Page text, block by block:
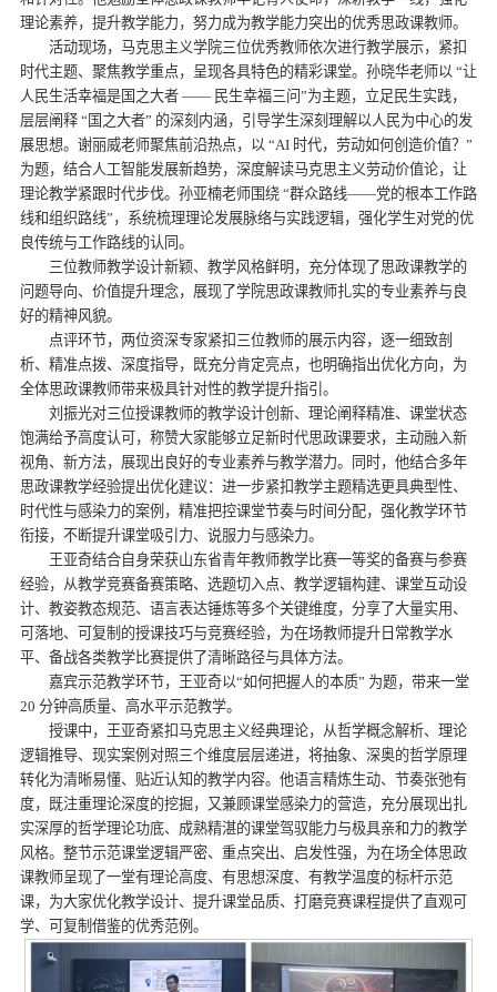
理论素养，提升教学能力，努力成为教学能力突出的优秀思政课教师。
活动现场，马克思主义学院三位优秀教师依次进行教学展示，紧扣
时代主题、聚焦教学重点，呈现各具特色的精彩课堂。孙晓华老师以 “让
人民生活幸福是国之大者 —— 民生幸福三问”为主题，立足民生实践，
层层阐释 “国之大者” 的深刻内涵，引导学生深刻理解以人民为中心的发
展思想。谢丽威老师聚焦前沿热点，以 “AI 时代，劳动如何创造价值？”
为题，结合人工智能发展新趋势，深度解读马克思主义劳动价值论，让
理论教学紧跟时代步伐。孙亚楠老师围绕 “群众路线——党的根本工作路
线和组织路线”，系统梳理理论发展脉络与实践逻辑，强化学生对党的优
良传统与工作路线的认同。
三位教师教学设计新颖、教学风格鲜明，充分体现了思政课教学的
问题导向、价值提升理念，展现了学院思政课教师扎实的专业素养与良
好的精神风貌。
点评环节，两位资深专家紧扣三位教师的展示内容，逐一细致剖
析、精准点拨、深度指导，既充分肯定亮点，也明确指出优化方向，为
全体思政课教师带来极具针对性的教学提升指引。
刘振光对三位授课教师的教学设计创新、理论阐释精准、课堂状态
饱满给予高度认可，称赞大家能够立足新时代思政课要求，主动融入新
视角、新方法，展现出良好的专业素养与教学潜力。同时，他结合多年
思政课教学经验提出优化建议：进一步紧扣教学主题精选更具典型性、
时代性与感染力的案例，精准把控课堂节奏与时间分配，强化教学环节
衔接，不断提升课堂吸引力、说服力与感染力。
王亚奇结合自身荣获山东省青年教师教学比赛一等奖的备赛与参赛
经验，从教学竞赛备赛策略、选题切入点、教学逻辑构建、课堂互动设
计、教姿教态规范、语言表达锤炼等多个关键维度，分享了大量实用、
可落地、可复制的授课技巧与竞赛经验，为在场教师提升日常教学水
平、备战各类教学比赛提供了清晰路径与具体方法。
嘉宾示范教学环节，王亚奇以“如何把握人的本质” 为题，带来一堂
20 分钟高质量、高水平示范教学。
授课中，王亚奇紧扣马克思主义经典理论，从哲学概念解析、理论
逻辑推导、现实案例对照三个维度层层递进，将抽象、深奥的哲学原理
转化为清晰易懂、贴近认知的教学内容。他语言精炼生动、节奏张弛有
度，既注重理论深度的挖掘，又兼顾课堂感染力的营造，充分展现出扎
实深厚的哲学理论功底、成熟精湛的课堂驾驭能力与极具亲和力的教学
风格。整节示范课堂逻辑严密、重点突出、启发性强，为在场全体思政
课教师呈现了一堂有理论高度、有思想深度、有教学温度的标杆示范
课，为大家优化教学设计、提升课堂品质、打磨竞赛课程提供了直观可
学、可复制借鉴的优秀范例。